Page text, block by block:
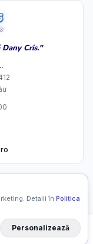
Sortează
Cris."
rezervate.
Detalii în Politica
Personalizează